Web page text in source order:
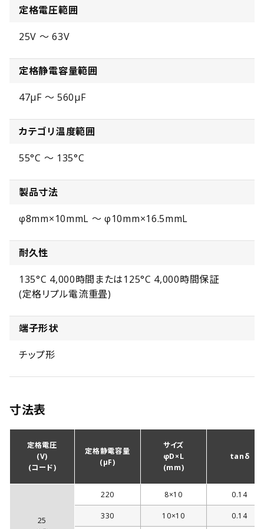
定格電圧範囲
25V ～ 63V
定格静電容量範囲
47µF ～ 560µF
カテゴリ温度範囲
55°C ～ 135°C
製品寸法
φ8mm×10mmL ～ φ10mm×16.5mmL
耐久性
135°C 4,000時間または125°C 4,000時間保証
(定格リプル電流重畳)
端子形状
チップ形
寸法表
定格電圧
(V)
(コード)
定格静電容量
(µF)
サイズ
φD×L
(mm)
tanδ
25
220 8×10 0.14
330 10×10 0.14